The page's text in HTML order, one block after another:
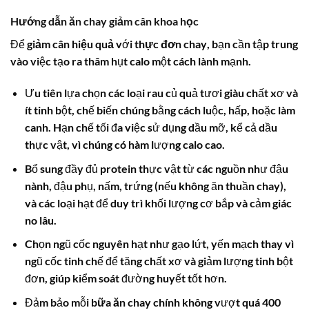
Hướng dẫnăn chay giảm cân khoa học
Đểgiảm cân hiệu quảvớithực đơn chay, bạn cần tập trung
vào việc tạo ra thâm hụt calo một cách lành mạnh.
Ưu tiên lựa chọn các loại rau củ quả tươi giàu chất xơ và
ít tinh bột, chế biến chúng bằng cách luộc, hấp, hoặc làm
canh. Hạn chế tối đa việc sử dụng dầu mỡ, kể cả dầu
thực vật, vì chúng có hàm lượngcalocao.
Bổ sung đầy đủ protein thực vật từ các nguồn như đậu
nành, đậu phụ, nấm, trứng (nếu không ăn thuần chay),
và các loại hạt để duy trì khối lượng cơ bắp và cảm giác
no lâu.
Chọn ngũ cốc nguyên hạt như gạo lứt, yến mạch thay vì
ngũ cốc tinh chế để tăng chất xơ và giảm lượng tinh bột
đơn, giúp kiểm soát đường huyết tốt hơn.
Đảm bảo mỗi bữa ăn chaychính không vượt quá 400